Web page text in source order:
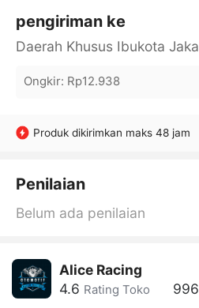
pengiriman ke
Ongkir: Rp12.938
Produk dikirimkan maks 48 jam
Penilaian
Belum ada penilaian
Alice Racing
4.6 Rating Toko 996